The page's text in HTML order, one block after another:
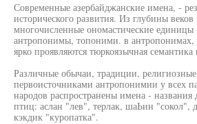
Современные азербайджанские имена, -
исторического развития. Из глубины
многочисленные ономастические
антропонимы, топоними. в антропонимах,
ярко проявляются тюркоязычная
Различные обычаи, традиции,
первоисточниками антропонимии у всех
народов распространены имена -
птиц: аслан "лев", терлак, шаЬин "сокол",
кэкдик "куропатка".